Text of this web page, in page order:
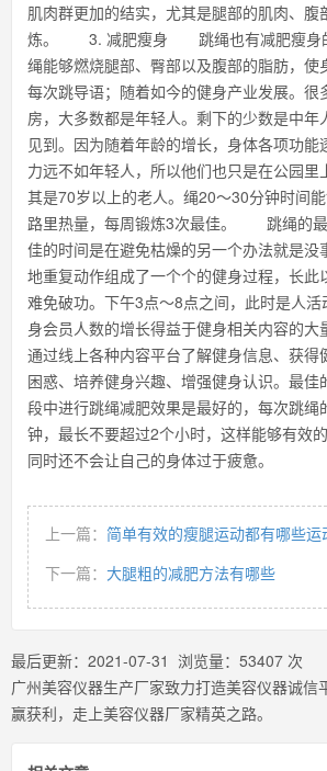
肌肉群更加的结实，尤其是腿部的肌肉、腹
炼。 3. 减肥瘦身 跳绳也有减肥瘦身的
绳能够燃烧腿部、臀部以及腹部的脂肪，使
每次跳导语；随着如今的健身产业发展。很
房，大多数都是年轻人。剩下的少数是中年
见到。因为随着年龄的增长，身体各项功能
力远不如年轻人，所以他们也只是在公园里
其是70岁以上的老人。绳20～30分钟时间
路里热量，每周锻炼3次最佳。 跳绳
佳的时间是在避免枯燥的另一个办法就是没
地重复动作组成了一个个的健身过程，长此
难免破功。下午3点～8点之间，此时是人
身会员人数的增长得益于健身相关内容的大
通过线上各种内容平台了解健身信息、获得
困惑、培养健身兴趣、增强健身认识。最佳
段中进行跳绳减肥效果是最好的，每次跳绳
钟，最长不要超过2个小时，这样能够有效
同时还不会让自己的身体过于疲惫。
上一篇： 简单有效的瘦腿运动都有哪些运
下一篇： 大腿粗的减肥方法有哪些
最后更新： 2021-07-31 浏览量： 53407 次
广州美容仪器生产厂家致力打造美容仪器诚信
赢获利，走上美容仪器厂家精英之路。